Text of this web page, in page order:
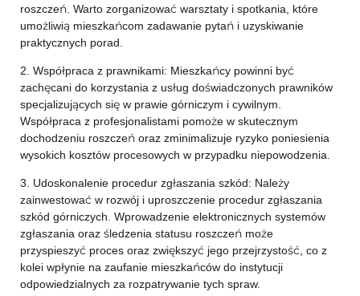
roszczeń. Warto zorganizować warsztaty i spotkania, które
umożliwią mieszkańcom zadawanie pytań i uzyskiwanie
praktycznych porad.
2. Współpraca z prawnikami: Mieszkańcy powinni być
zachęcani do korzystania z usług doświadczonych prawników
specjalizujących się w prawie górniczym i cywilnym.
Współpraca z profesjonalistami pomoże w skutecznym
dochodzeniu roszczeń oraz zminimalizuje ryzyko poniesienia
wysokich kosztów procesowych w przypadku niepowodzenia.
3. Udoskonalenie procedur zgłaszania szkód: Należy
zainwestować w rozwój i uproszczenie procedur zgłaszania
szkód górniczych. Wprowadzenie elektronicznych systemów
zgłaszania oraz śledzenia statusu roszczeń może
przyspieszyć proces oraz zwiększyć jego przejrzystość, co z
kolei wpłynie na zaufanie mieszkańców do instytucji
odpowiedzialnych za rozpatrywanie tych spraw.